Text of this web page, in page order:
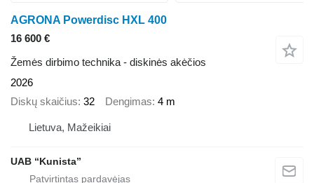
AGRONA Powerdisc HXL 400
16 600 €
Žemės dirbimo technika - diskinės akėčios
2026
Diskų skaičius 32 Dengimas 4 m
Lietuva, Mažeikiai
UAB “Kunista”